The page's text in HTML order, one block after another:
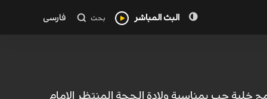
البث المباشر بحث فارسی
خلية حب بمناسبة ولادة الحجة المنتظر الامام